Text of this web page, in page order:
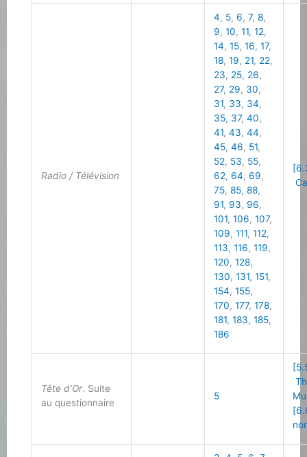
Radio / Télévision
4, 5,6,7,8,
9,10,11,12,
14,15,16,17,
18,19, 21, 22,
23, 25, 26,
27, 29, 30,
31, 33, 34,
35, 37,40,
41,43,44,
45,46, 51,
52, 53, 55,
62,64,69,
75,85,88,
91, 93, 96,
101,106,107,
109,111,112,
113,116,119,
120,128,
130,131,151,
154,155,
170,177,178,
181,183,185,
186
Tête d’Or. Suite
au questionnaire
5